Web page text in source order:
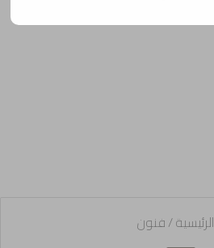
الرئيسية/فنون